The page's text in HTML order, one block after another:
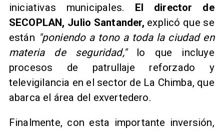
iniciativas municipales. El director de
SECOPLAN, Julio Santander, explicó que se
están "poniendo a tono a toda la ciudad en
materia de seguridad," lo que incluye
procesos de patrullaje reforzado y
televigilancia en el sector de La Chimba, que
abarca el área del exvertedero.
Finalmente, con esta importante inversión,